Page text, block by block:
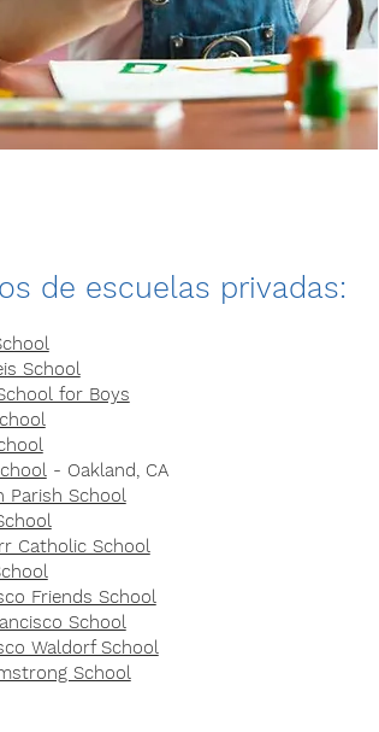
de escuelas privadas:
School
for Boys
- Oakland, CA
Parish School
Catholic School
Friends School
School
Waldorf School
School